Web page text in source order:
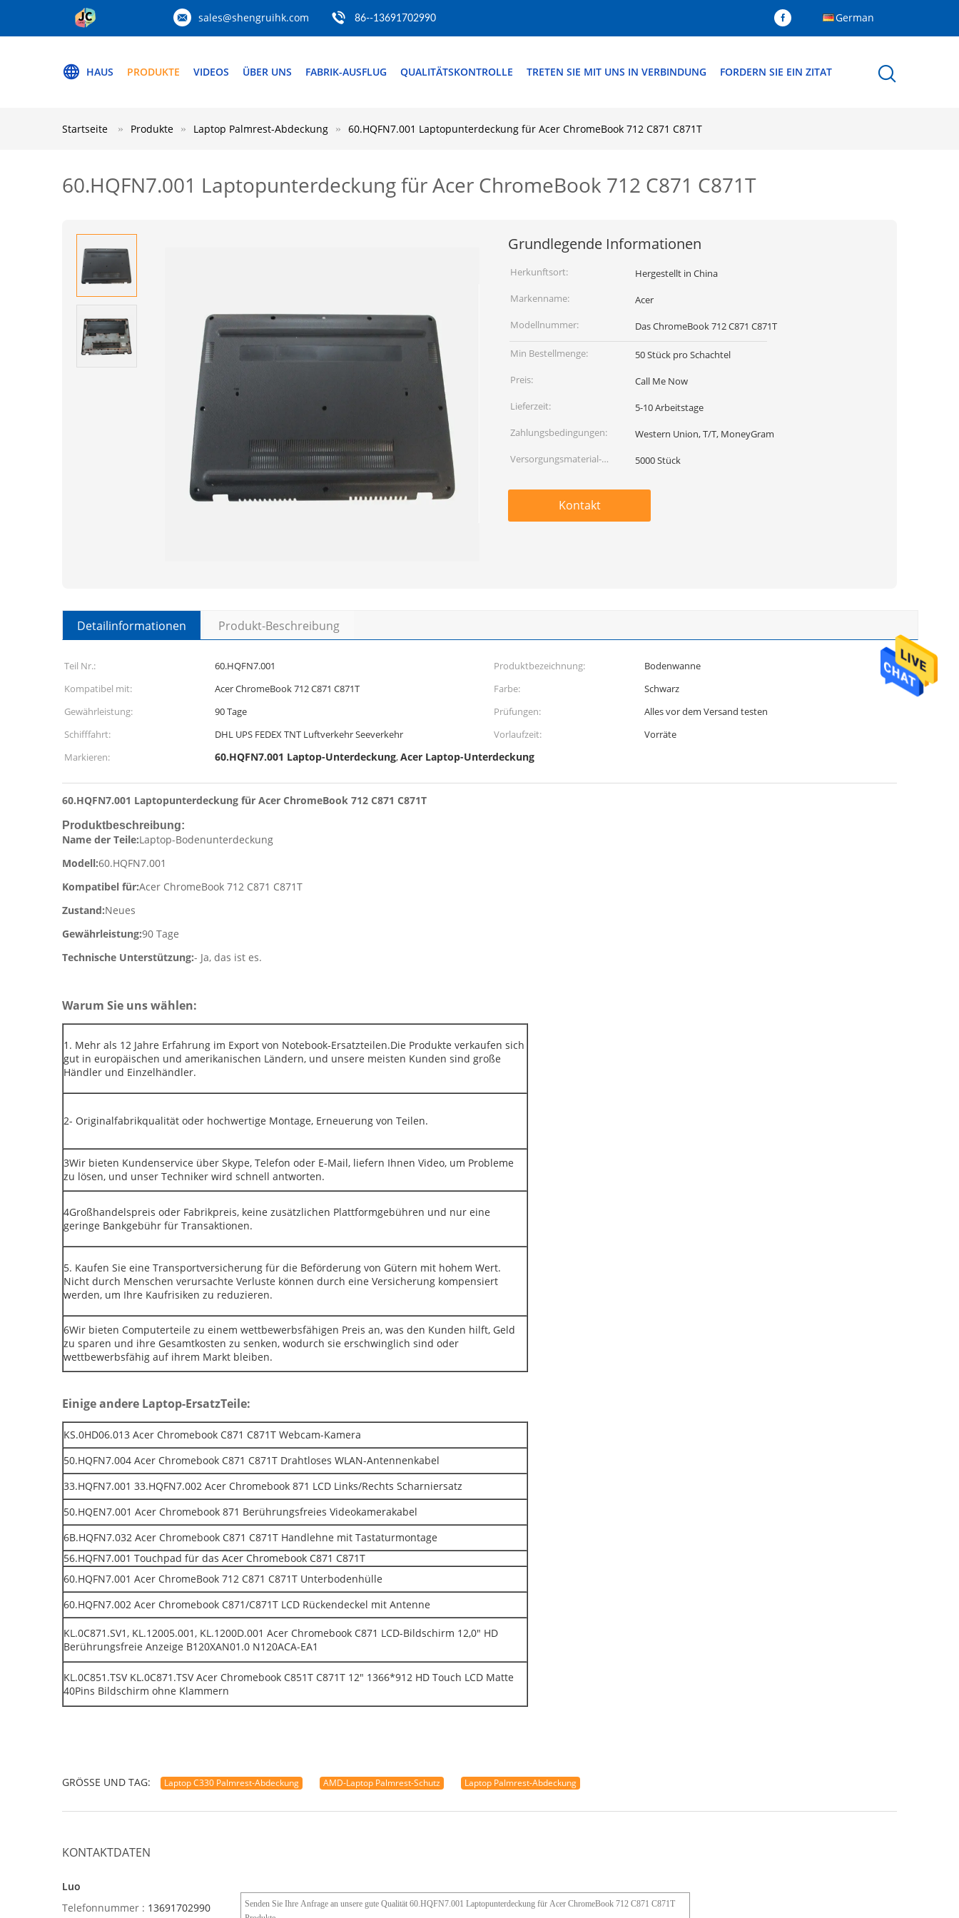
sales@shengruihk.com 86--13691702990 German
HAUS PRODUKTE VIDEOS ÜBER UNS FABRIK-AUSFLUG QUALITÄTSKONTROLLE TRETEN SIE MIT UNS IN VERBINDUNG FORDERN SIE EIN ZITAT
Startseite Produkte Laptop Palmrest-Abdeckung 60.HQFN7.001 Laptopunterdeckung für Acer ChromeBook 712 C871 C871T
60.HQFN7.001 Laptopunterdeckung für Acer ChromeBook 712 C871 C871T
Grundlegende Informationen
Herkunftsort:
Hergestellt in China
Markenname:
Acer
Modellnummer:
Das ChromeBook 712 C871 C871T
Min Bestellmenge:
50 Stück pro Schachtel
Preis:
Call Me Now
Lieferzeit:
5-10 Arbeitstage
Zahlungsbedingungen:
Western Union, T/T, MoneyGram
Versorgungsmaterial-
5000 Stück
Kontakt
Detailinformationen Produkt-Beschreibung
Teil Nr.: 60.HQFN7.001 Produktbezeichnung:
Bodenwanne
Kompatibel mit:
Acer ChromeBook 712 C871 C871T Farbe:
Schwarz
Gewährleistung:
90 Tage Prüfungen:
Alles vor dem Versand testen
Schifffahrt:
DHL UPS FEDEX TNT Luftverkehr Seeverkehr Vorlaufzeit:
Vorräte
Markieren:
60.HQFN7.001 Laptop-Unterdeckung,Acer Laptop-Unterdeckung
60.HQFN7.001 Laptopunterdeckung für Acer ChromeBook 712 C871 C871T
Produktbeschreibung:
Name der Teile:Laptop-Bodenunterdeckung
Modell:60.HQFN7.001
Kompatibel für:Acer ChromeBook 712 C871 C871T
Zustand:Neues
Gewährleistung:90 Tage
Technische Unterstützung:- Ja, das ist es.
Warum Sie uns wählen:
1. Mehr als 12 Jahre Erfahrung im Export von Notebook-Ersatzteilen.Die Produkte verkaufen sich
gut in europäischen und amerikanischen Ländern, und unsere meisten Kunden sind große
Händler und Einzelhändler.
2- Originalfabrikqualität oder hochwertige Montage, Erneuerung von Teilen.
3Wir bieten Kundenservice über Skype, Telefon oder E-Mail, liefern Ihnen Video, um Probleme
zu lösen, und unser Techniker wird schnell antworten.
4Großhandelspreis oder Fabrikpreis, keine zusätzlichen Plattformgebühren und nur eine
geringe Bankgebühr für Transaktionen.
5. Kaufen Sie eine Transportversicherung für die Beförderung von Gütern mit hohem Wert.
Nicht durch Menschen verursachte Verluste können durch eine Versicherung kompensiert
werden, um Ihre Kaufrisiken zu reduzieren.
6Wir bieten Computerteile zu einem wettbewerbsfähigen Preis an, was den Kunden hilft, Geld
zu sparen und ihre Gesamtkosten zu senken, wodurch sie erschwinglich sind oder
wettbewerbsfähig auf ihrem Markt bleiben.
Einige andere Laptop-ErsatzTeile:
KS.0HD06.013 Acer Chromebook C871 C871T Webcam-Kamera
50.HQFN7.004 Acer Chromebook C871 C871T Drahtloses WLAN-Antennenkabel
33.HQFN7.001 33.HQFN7.002 Acer Chromebook 871 LCD Links/Rechts Scharniersatz
50.HQEN7.001 Acer Chromebook 871 Berührungsfreies Videokamerakabel
6B.HQFN7.032 Acer Chromebook C871 C871T Handlehne mit Tastaturmontage
56.HQFN7.001 Touchpad für das Acer Chromebook C871 C871T
60.HQFN7.001 Acer ChromeBook 712 C871 C871T Unterbodenhülle
60.HQFN7.002 Acer Chromebook C871/C871T LCD Rückendeckel mit Antenne
KL.0C871.SV1, KL.12005.001, KL.1200D.001 Acer Chromebook C871 LCD-Bildschirm 12,0" HD
Berührungsfreie Anzeige B120XAN01.0 N120ACA-EA1
KL.0C851.TSV KL.0C871.TSV Acer Chromebook C851T C871T 12" 1366*912 HD Touch LCD Matte
40Pins Bildschirm ohne Klammern
GRÖSSE UND TAG: Laptop C330 Palmrest-Abdeckung AMD-Laptop Palmrest-Schutz Laptop Palmrest-Abdeckung
KONTAKTDATEN
Luo
Telefonnummer : 13691702990